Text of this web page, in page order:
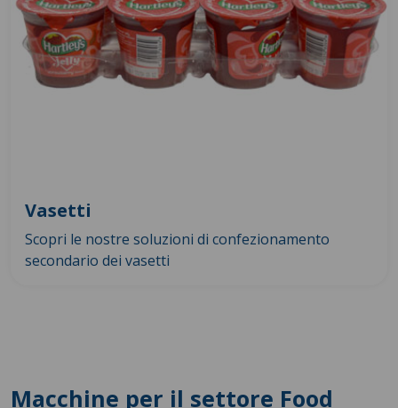
Vasetti
Scopri le nostre soluzioni di confezionamento
secondario dei vasetti
Macchine per il settore Food